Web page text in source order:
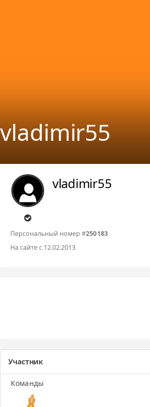
vladimir55
vladimir55
Персональный номер #250183
На сайте с 12.02.2013
Участник
Команды